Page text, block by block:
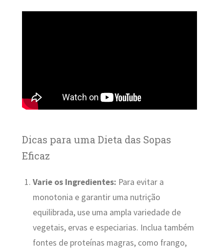
Dicas para uma Dieta das Sopas
Eficaz
Varie os Ingredientes: Para evitar a
monotonia e garantir uma nutrição
equilibrada, use uma ampla variedade de
vegetais, ervas e especiarias. Inclua também
fontes de proteínas magras, como frango,